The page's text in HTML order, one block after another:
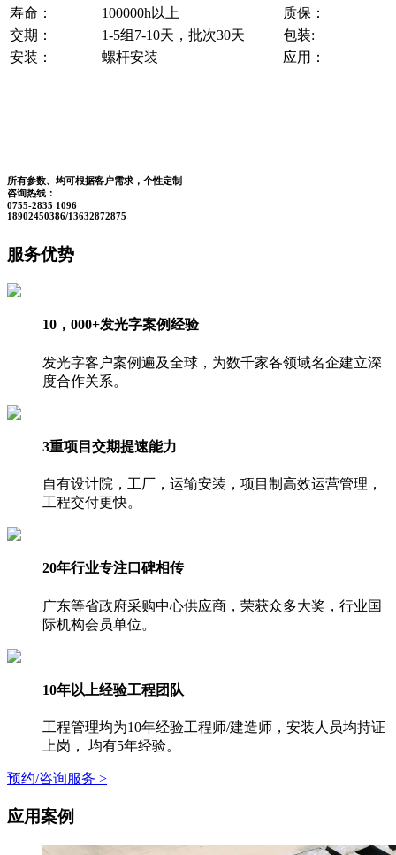
寿命：
100000h以上
质保：
交期：
1-5组7-10天，批次30天
包装:
安装：
螺杆安装 应用：
所有参数、均可根据客户需求，个性定制
咨询热线：
0755-2835 1096
18902450386/13632872875
服务优势
10，000+发光字案例经验
发光字客户案例遍及全球，为数千家各领域名企建立深
度合作关系。
3重项目交期提速能力
自有设计院，工厂，运输安装，项目制高效运营管理，
工程交付更快。
20年行业专注口碑相传
广东等省政府采购中心供应商，荣获众多大奖，行业国
际机构会员单位。
10年以上经验工程团队
工程管理均为10年经验工程师/建造师，安装人员均持证
上岗， 均有5年经验。
预约/咨询服务 >
应用案例